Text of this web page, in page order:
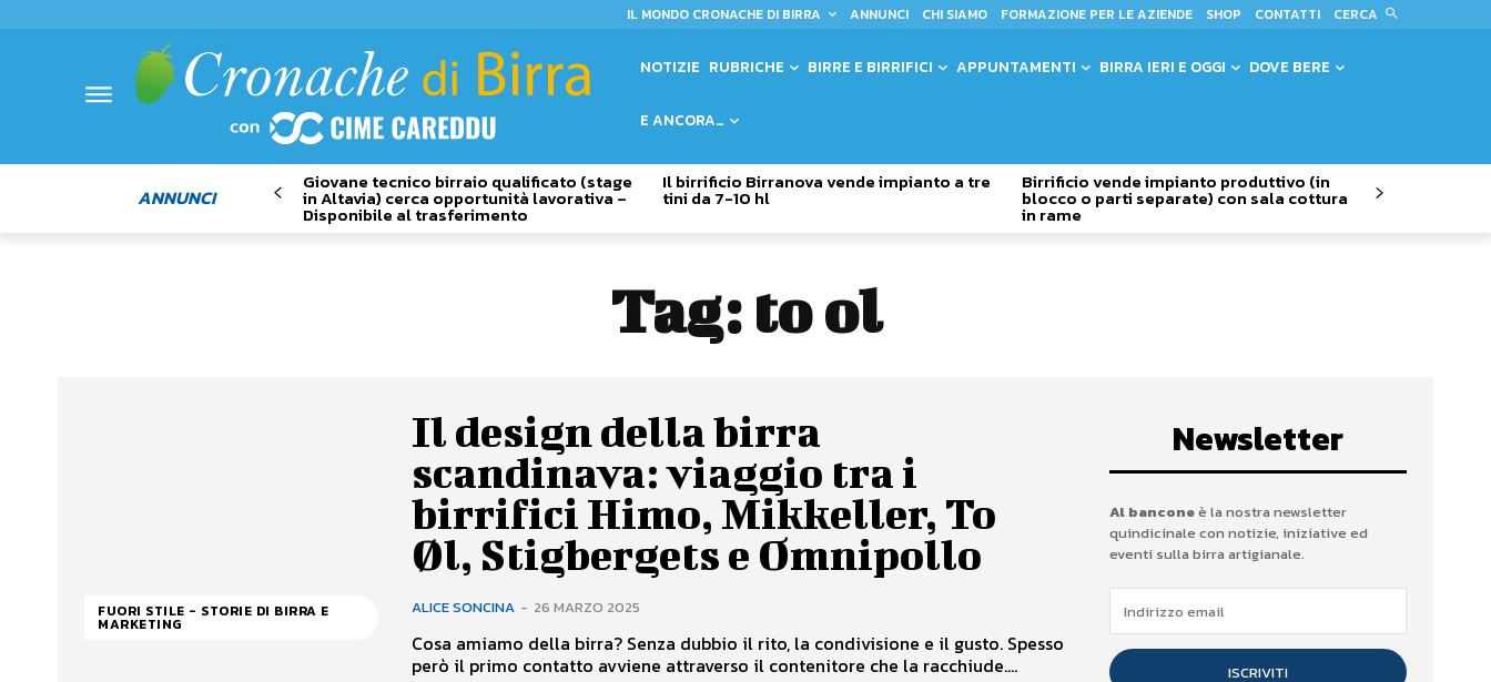
IL MONDO CRONACHE DI BIRRA ANNUNCI CHI SIAMO FORMAZIONE PER LE AZIENDE SHOP CONTATTI CERCA
NOTIZIE RUBRICHE BIRRE E BIRRIFICI APPUNTAMENTI BIRRA IERI E OGGI DOVE BERE
E ANCORA…
ANNUNCI
Giovane tecnico birraio qualificato (stage
in Altavia) cerca opportunità lavorativa –
Disponibile al trasferimento
Il birrificio Birranova vende impianto a tre
tini da 7-10 hl
Birrificio vende impianto produttivo (in
blocco o parti separate) con sala cottura
in rame
Tag: to ol
FUORI STILE - STORIE DI BIRRA E
MARKETING
Il design della birra
scandinava: viaggio tra i
birrifici Himo, Mikkeller, To
Øl, Stigbergets e Omnipollo
ALICE SONCINA - 26 MARZO 2025
Cosa amiamo della birra? Senza dubbio il rito, la condivisione e il gusto. Spesso
però il primo contatto avviene attraverso il contenitore che la racchiude....
Newsletter
Al banconeè la nostra newsletter
quindicinale con notizie, iniziative ed
eventi sulla birra artigianale.
ISCRIVITI